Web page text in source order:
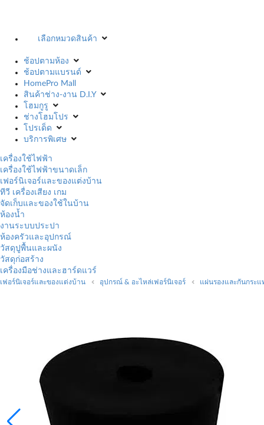
เลือกหมวดสินค้า
ช้อปตามห้อง
ช้อปตามแบรนด์
HomePro Mall
สินค้าช่าง-งาน D.I.Y
โฮมกูรู
ช่างโฮมโปร
โปรเด็ด
บริการพิเศษ
เครื่องใช้ไฟฟ้า
เครื่องใช้ไฟฟ้าขนาดเล็ก
เฟอร์นิเจอร์และของแต่งบ้าน
ทีวี เครื่องเสียง เกม
จัดเก็บและของใช้ในบ้าน
ห้องน้ำ
งานระบบประปา
ห้องครัวและอุปกรณ์
วัสดุปูพื้นและผนัง
วัสดุก่อสร้าง
เครื่องมือช่างและฮาร์ดแวร์
เฟอร์นิเจอร์และของแต่งบ้าน อุปกรณ์ & อะไหล่เฟอร์นิเจอร์ แผ่นรองและกันกระแ